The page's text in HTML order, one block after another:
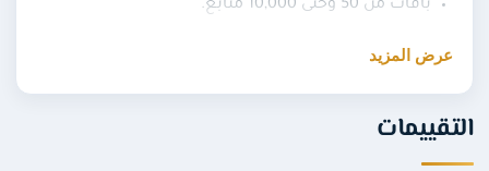
باقات من 50 وحتى 10,000 متابع.
لماذا متابعون من عُمان؟
إن كان عملاؤك في مسقط وصلالة وبقية المدن العمانية،
عرض المزيد
التقييمات